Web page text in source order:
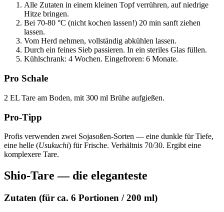
Alle Zutaten in einem kleinen Topf verrühren, auf niedrige
Hitze bringen.
Bei 70-80 °C (nicht kochen lassen!) 20 min sanft ziehen
lassen.
Vom Herd nehmen, vollständig abkühlen lassen.
Durch ein feines Sieb passieren. In ein steriles Glas füllen.
Kühlschrank: 4 Wochen. Eingefroren: 6 Monate.
Pro Schale
2 EL Tare am Boden, mit 300 ml Brühe aufgießen.
Pro-Tipp
Profis verwenden zwei Sojasoßen-Sorten — eine dunkle für Tiefe,
eine helle (Usukuchi) für Frische. Verhältnis 70/30. Ergibt eine
komplexere Tare.
Shio-Tare — die eleganteste
Zutaten (für ca. 6 Portionen / 200 ml)